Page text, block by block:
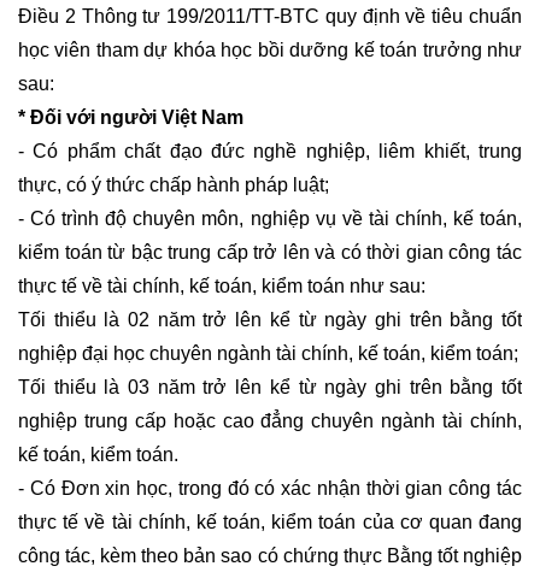
Điều 2 Thông tư 199/2011/TT-BTC quy định về tiêu chuẩn
học viên tham dự khóa học bồi dưỡng kế toán trưởng như
sau:
* Đối với người Việt Nam
- Có phẩm chất đạo đức nghề nghiệp, liêm khiết, trung
thực, có ý thức chấp hành pháp luật;
- Có trình độ chuyên môn, nghiệp vụ về tài chính, kế toán,
kiểm toán từ bậc trung cấp trở lên và có thời gian công tác
thực tế về tài chính, kế toán, kiểm toán như sau:
Tối thiểu là 02 năm trở lên kể từ ngày ghi trên bằng tốt
nghiệp đại học chuyên ngành tài chính, kế toán, kiểm toán;
Tối thiểu là 03 năm trở lên kể từ ngày ghi trên bằng tốt
nghiệp trung cấp hoặc cao đẳng chuyên ngành tài chính,
kế toán, kiểm toán.
- Có Đơn xin học, trong đó có xác nhận thời gian công tác
thực tế về tài chính, kế toán, kiểm toán của cơ quan đang
công tác, kèm theo bản sao có chứng thực Bằng tốt nghiệp